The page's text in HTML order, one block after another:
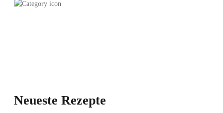
Neueste Rezepte